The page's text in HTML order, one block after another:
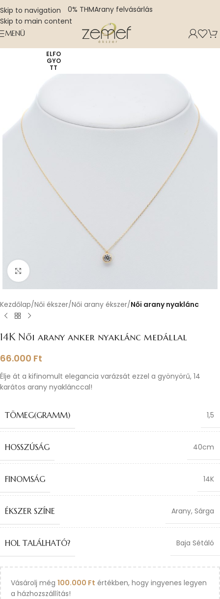
Skip to navigation
Skip to main content
0% THMArany felvásárlás
MENÜ
ELFO
GYO
TT
Nagyításhoz kattints ide
Kezdőlap Női ékszer Női arany ékszer Női arany nyaklánc
14K Női arany anker nyaklánc medállal
66.000 Ft
Élje át a kifinomult elegancia varázsát ezzel a gyönyörű, 14
karátos arany nyaklánccal!
TÖMEG(GRAMM) 1,5
HOSSZÚSÁG 40cm
FINOMSÁG 14K
ÉKSZER SZÍNE Arany, Sárga
HOL TALÁLHATÓ? Baja Sétáló
Vásárolj még 100.000 Ft értékben, hogy ingyenes legyen
a házhozszállítás!